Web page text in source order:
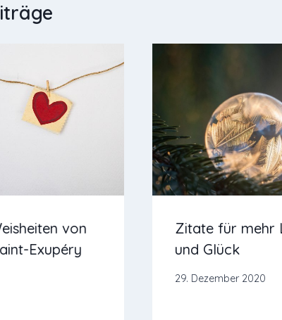
von
Exupéry
Zitate für mehr
und Glück
29. Dezember 2020